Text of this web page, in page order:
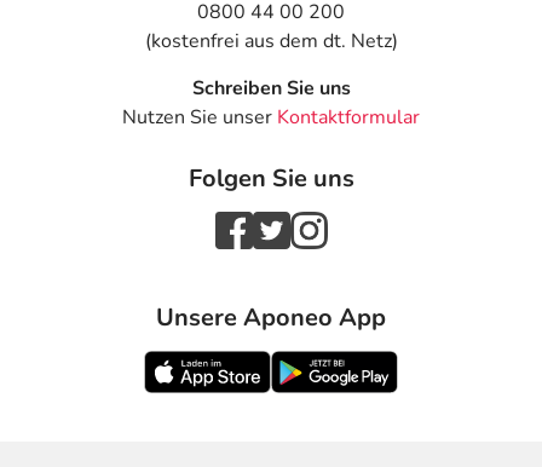
0800 44 00 200
(kostenfrei aus dem dt. Netz)
Schreiben Sie uns
Nutzen Sie unser Kontaktformular
Folgen Sie uns
Unsere Aponeo App